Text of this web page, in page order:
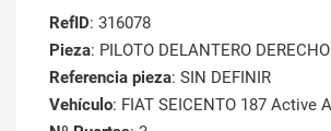
RefID: 316078
Pieza: PILOTO DELANTERO DERECHO
Referencia pieza: SIN DEFINIR
Vehículo: FIAT SEICENTO 187 Active